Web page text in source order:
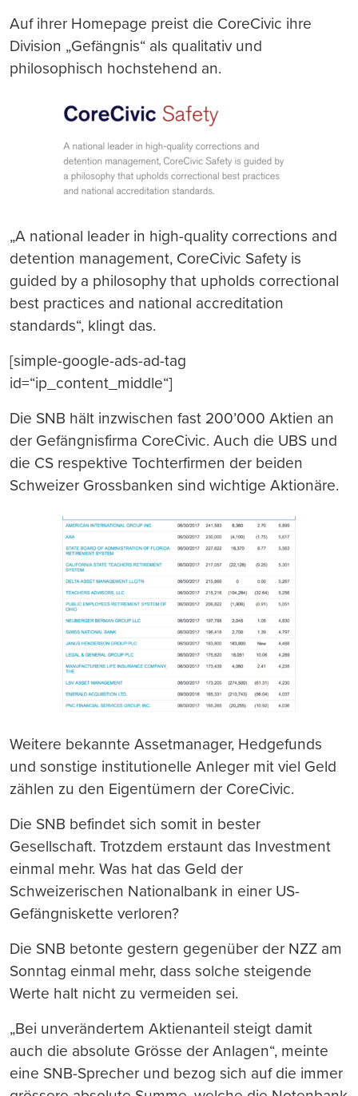
Auf ihrer Homepage preist die CoreCivic ihre
Division „Gefängnis“ als qualitativ und
philosophisch hochstehend an.
„A national leader in high-quality corrections and
detention management, CoreCivic Safety is
guided by a philosophy that upholds correctional
best practices and national accreditation
standards“, klingt das.
[simple-google-ads-ad-tag
id=“ip_content_middle“]
Die SNB hält inzwischen fast 200’000 Aktien an
der Gefängnisfirma CoreCivic. Auch die UBS und
die CS respektive Tochterfirmen der beiden
Schweizer Grossbanken sind wichtige Aktionäre.
Weitere bekannte Assetmanager, Hedgefunds
und sonstige institutionelle Anleger mit viel Geld
zählen zu den Eigentümern der CoreCivic.
Die SNB befindet sich somit in bester
Gesellschaft. Trotzdem erstaunt das Investment
einmal mehr. Was hat das Geld der
Schweizerischen Nationalbank in einer US-
Gefängniskette verloren?
Die SNB betonte gestern gegenüber der NZZ am
Sonntag einmal mehr, dass solche steigende
Werte halt nicht zu vermeiden sei.
„Bei unverändertem Aktienanteil steigt damit
auch die absolute Grösse der Anlagen“, meinte
eine SNB-Sprecher und bezog sich auf die immer